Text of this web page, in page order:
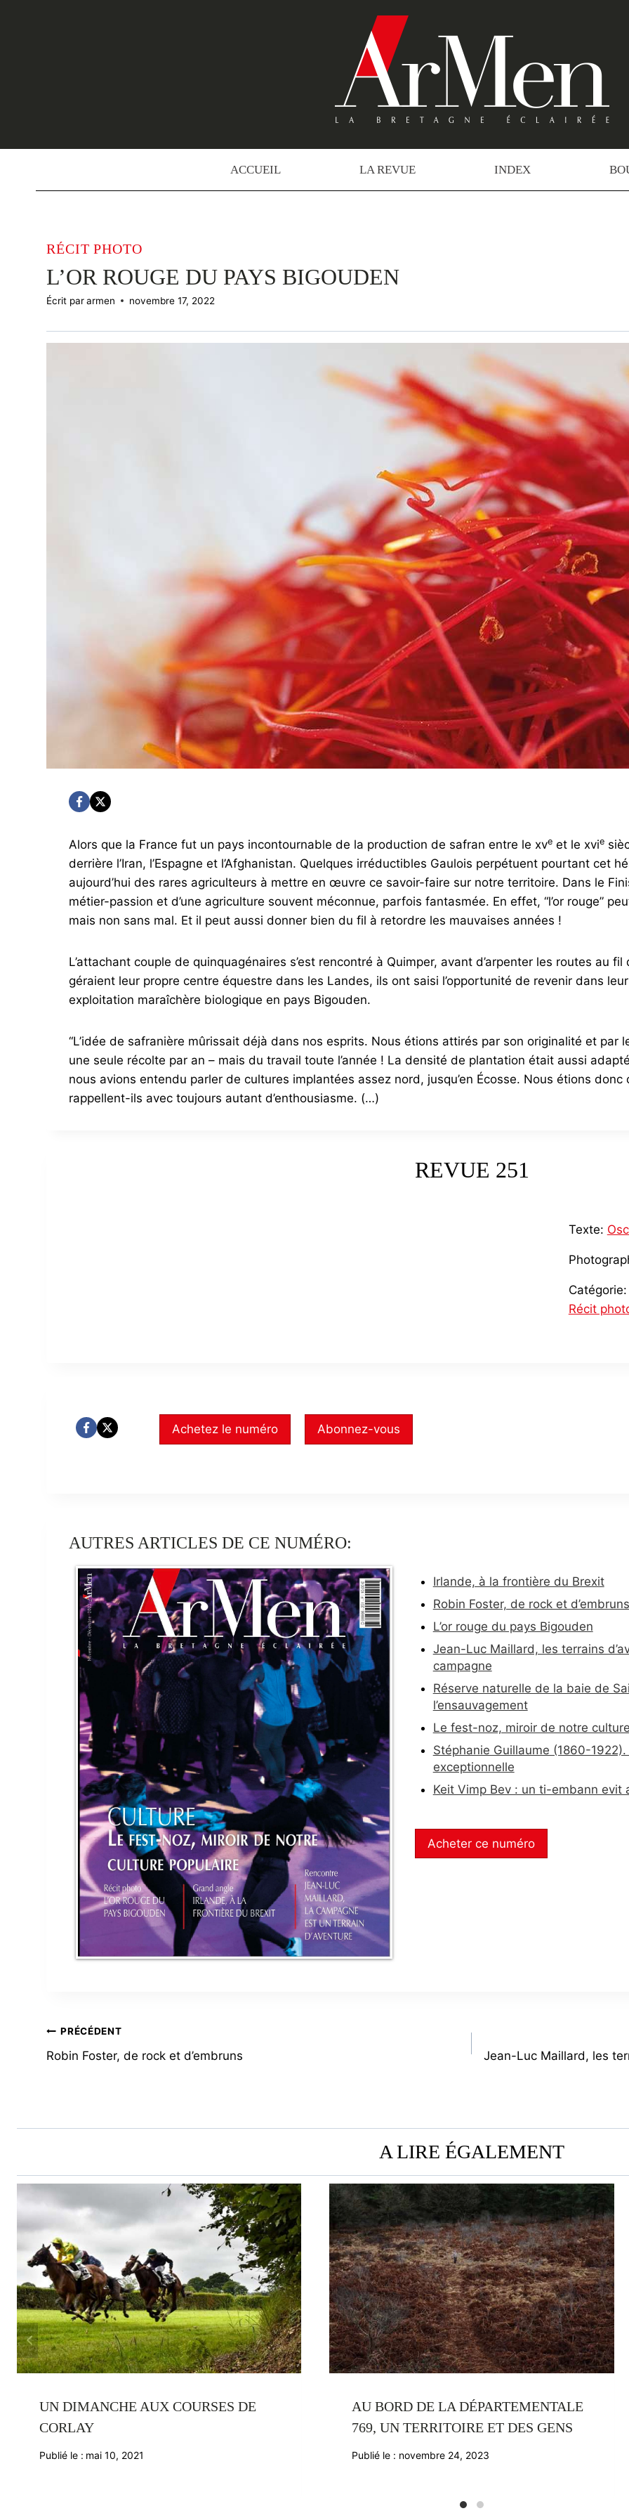
ACCUEIL LA REVUE INDEX
RÉCIT PHOTO
L’OR ROUGE DU PAYS BIGOUDEN
Écrit pararmen novembre 17, 2022
Alors que la France fut un pays incontournable de la production de safran entre le xve et le xvie
derrière l’Iran, l’Espagne et l’Afghanistan. Quelques irréductibles Gaulois perpétuent pourtant cet
aujourd’hui des rares agriculteurs à mettre en œuvre ce savoir-faire sur notre territoire. Dans le
métier-passion et d’une agriculture souvent méconnue, parfois fantasmée. En effet, “l’or rouge”
mais non sans mal. Et il peut aussi donner bien du fil à retordre les mauvaises années !
L’attachant couple de quinquagénaires s’est rencontré à Quimper, avant d’arpenter les routes au fil
géraient leur propre centre équestre dans les Landes, ils ont saisi l’opportunité de revenir dans
exploitation maraîchère biologique en pays Bigouden.
“L’idée de safranière mûrissait déjà dans nos esprits. Nous étions attirés par son originalité et par
une seule récolte par an – mais du travail toute l’année ! La densité de plantation était aussi
nous avions entendu parler de cultures implantées assez nord, jusqu’en Écosse. Nous étions donc
rappellent-ils avec toujours autant d’enthousiasme. (…)
REVUE 251
Texte:
Catégorie:
Récit
Achetez le numéro Abonnez-vous
AUTRES ARTICLES DE CE NUMÉRO:
Irlande, à la frontière du Brexit
Robin Foster, de rock et d’embruns
L’or rouge du pays Bigouden
Jean-Luc Maillard, les terrains
campagne
Réserve naturelle de la baie de
l’ensauvagement
Le fest-noz, miroir de notre
Stéphanie Guillaume (1860-
exceptionnelle
Keit Vimp Bev : un ti-embann evit
Acheter ce numéro
NAVIGATION
DE
PRÉCÉDENT
Robin Foster, de rock et d’embruns Jean-Luc Maillard, les
A LIRE ÉGALEMENT
UN DIMANCHE AUX COURSES DE
CORLAY
Publié le : mai 10, 2021
AU BORD DE LA DÉPARTEMENTALE
769, UN TERRITOIRE ET DES GENS
Publié le : novembre 24, 2023